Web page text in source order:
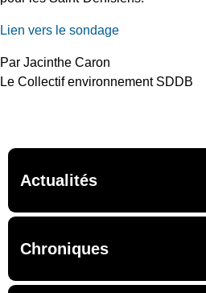
Lien vers le sondage
Par Jacinthe Caron
Le Collectif environnement SDDB
Actualités
Chroniques